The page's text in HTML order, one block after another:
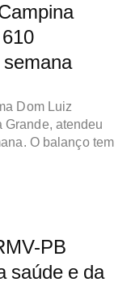
Dom Luiz
Grande, atendeu
O balanço tem
PB
saúde e da